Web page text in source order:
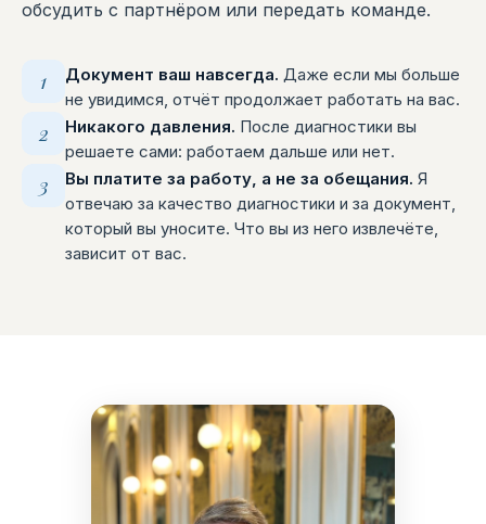
обсудить с партнёром или передать команде.
1 Документ ваш навсегда. Даже если мы больше
не увидимся, отчёт продолжает работать на вас.
2 Никакого давления. После диагностики вы
решаете сами: работаем дальше или нет.
3 Вы платите за работу, а не за обещания. Я
отвечаю за качество диагностики и за документ,
который вы уносите. Что вы из него извлечёте,
зависит от вас.